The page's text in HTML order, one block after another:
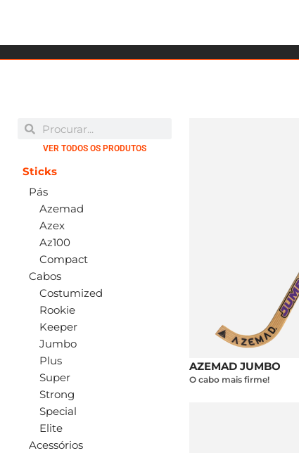
VER TODOS OS PRODUTOS
Sticks
Pás
Azemad
Azex
Az100
Compact
Cabos
Costumized
Rookie
Keeper
Jumbo
Plus
Super
Strong
Special
Elite
Acessórios
AZEMAD JUMBO
O cabo mais firme!